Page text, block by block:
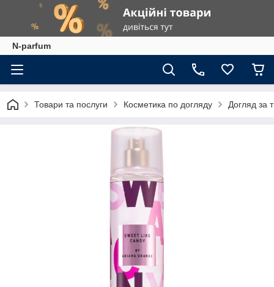
N-parfum
Товари та послуги Косметика по догляду Догляд за